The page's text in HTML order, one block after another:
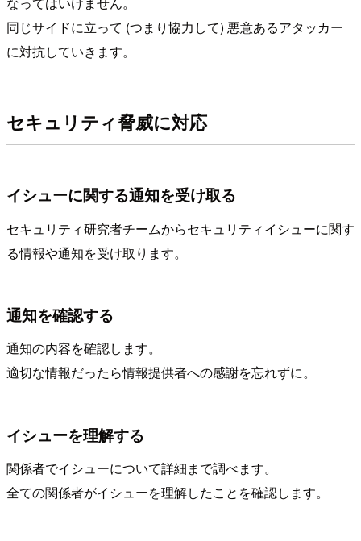
同じサイドに立って (つまり協力して) 悪意あるアタッカー
に対抗していきます。
セキュリティ脅威に対応
イシューに関する通知を受け取る
セキュリティ研究者チームからセキュリティイシューに関す
る情報や通知を受け取ります。
通知を確認する
通知の内容を確認します。
適切な情報だったら情報提供者への感謝を忘れずに。
イシューを理解する
関係者でイシューについて詳細まで調べます。
全ての関係者がイシューを理解したことを確認します。